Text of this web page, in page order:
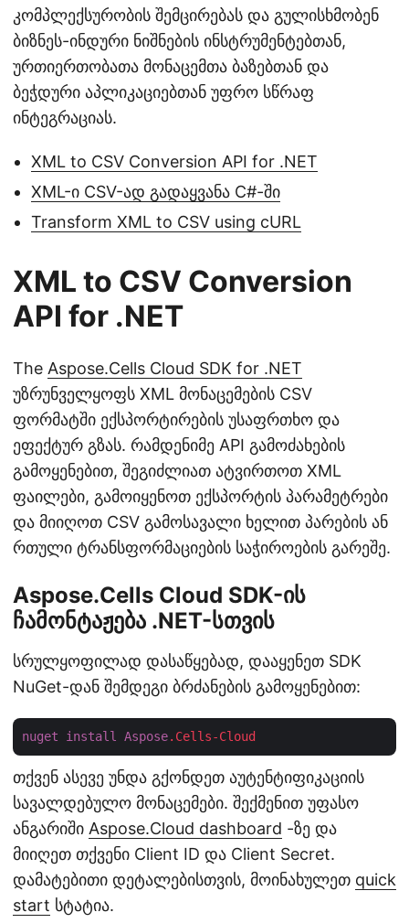
კომპლექსურობის შემცირებას და გულისხმობენ
ბიზნეს-ინდური ნიშნების ინსტრუმენტებთან,
ურთიერთობათა მონაცემთა ბაზებთან და
ბეჭდური აპლიკაციებთან უფრო სწრაფ
ინტეგრაციას.
XML to CSV Conversion API for .NET
XML-ი CSV-ად გადაყვანა C#-ში
Transform XML to CSV using cURL
XML to CSV Conversion
API for .NET
The Aspose.Cells Cloud SDK for .NET
უზრუნველყოფს XML მონაცემების CSV
ფორმატში ექსპორტირების უსაფრთხო და
ეფექტურ გზას. რამდენიმე API გამოძახების
გამოყენებით, შეგიძლიათ ატვირთოთ XML
ფაილები, გამოიყენოთ ექსპორტის პარამეტრები
და მიიღოთ CSV გამოსავალი ხელით პარების ან
რთული ტრანსფორმაციების საჭიროების გარეშე.
Aspose.Cells Cloud SDK-ის
ჩამონტაჟება .NET-სთვის
სრულყოფილად დასაწყებად, დააყენეთ SDK
NuGet-დან შემდეგი ბრძანების გამოყენებით:
nuget install Aspose.Cells-Cloud
თქვენ ასევე უნდა გქონდეთ აუტენტიფიკაციის
სავალდებულო მონაცემები. შექმენით უფასო
ანგარიში Aspose.Cloud dashboard -ზე და
მიიღეთ თქვენი Client ID და Client Secret.
დამატებითი დეტალებისთვის, მოინახულეთ quick
start სტატია.